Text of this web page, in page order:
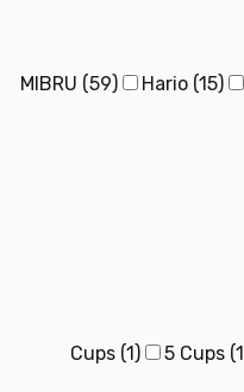
MIBRU (59) Hario (15)
(1) 5 Cups (1